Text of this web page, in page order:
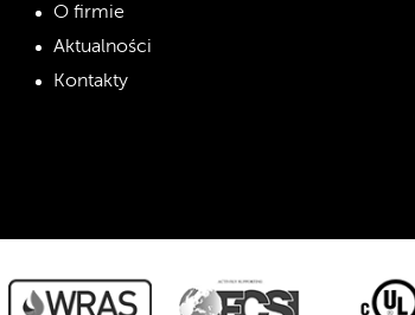
O firmie
Aktualności
Kontakty